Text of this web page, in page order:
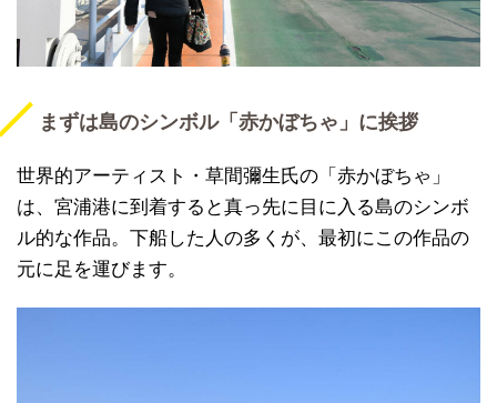
まずは島のシンボル「赤かぼちゃ」に挨拶
世界的アーティスト・草間彌生氏の「赤かぼちゃ」
は、宮浦港に到着すると真っ先に目に入る島のシンボ
ル的な作品。下船した人の多くが、最初にこの作品の
元に足を運びます。